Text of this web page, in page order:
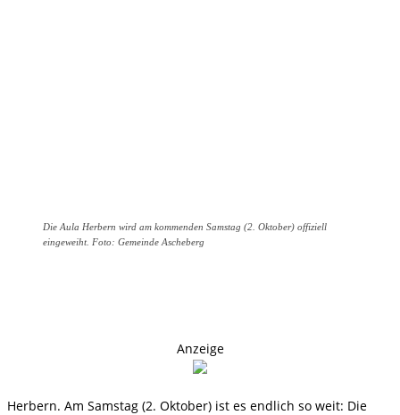
Die Aula Herbern wird am kommenden Samstag (2. Oktober) offiziell
eingeweiht. Foto: Gemeinde Ascheberg
Anzeige
Herbern. Am Samstag (2. Oktober) ist es endlich so weit: Die